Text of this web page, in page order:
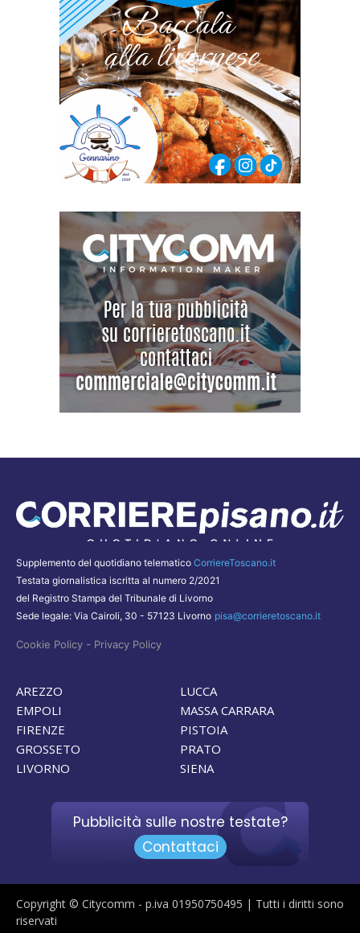
Supplemento del quotidiano telematico CorriereToscano.it
Testata giornalistica iscritta al numero 2/2021
del Registro Stampa del Tribunale di Livorno
Sede legale: Via Cairoli, 30 - 57123 Livorno pisa@corrieretoscano.it
Cookie Policy - Privacy Policy
AREZZO
EMPOLI
FIRENZE
GROSSETO
LIVORNO
LUCCA
MASSA CARRARA
PISTOIA
PRATO
SIENA
Pubblicità sulle nostre testate?
Contattaci
Copyright © Citycomm - p.iva 01950750495 | Tutti i diritti sono
riservati